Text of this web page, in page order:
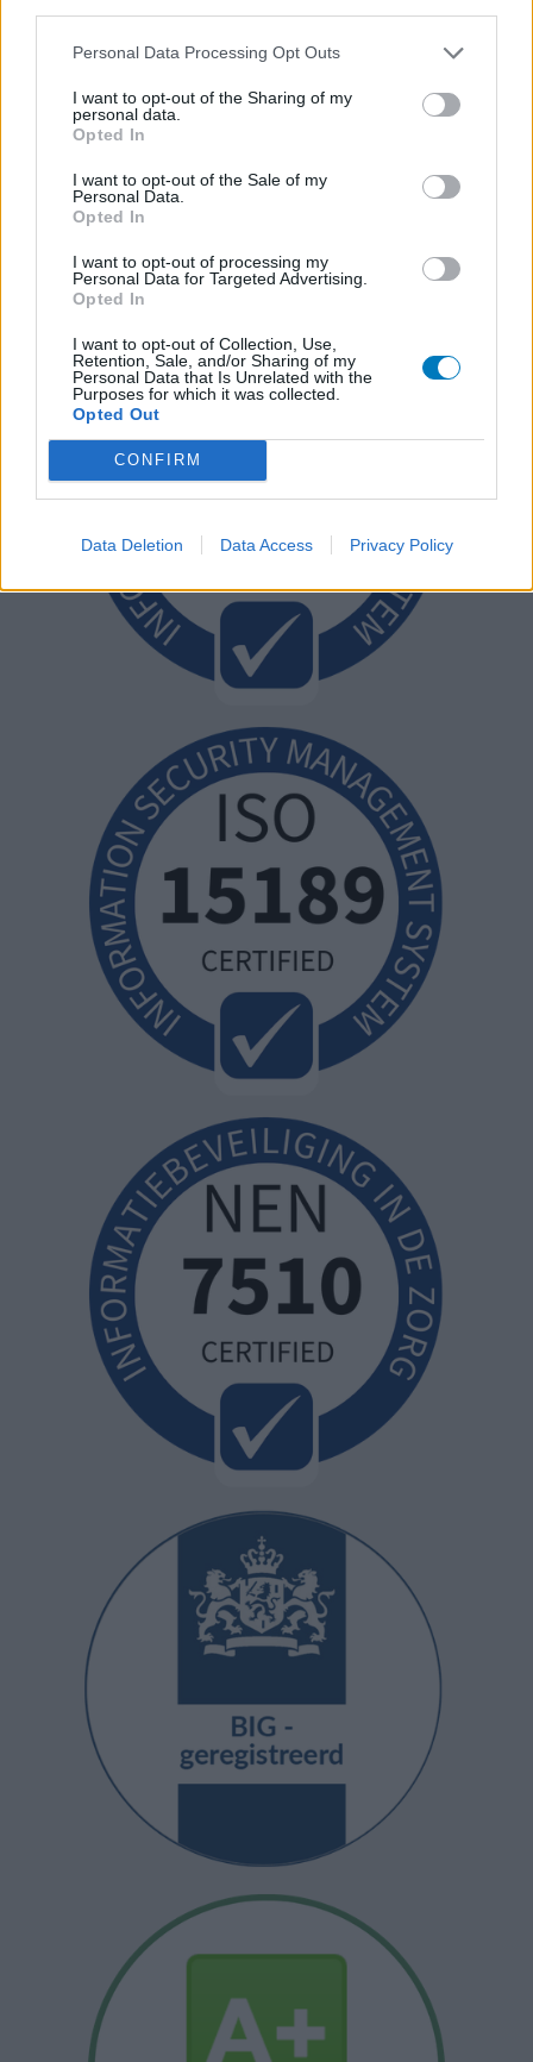
Personal Data Processing Opt Outs
I want to opt-out of the Sharing of my
personal data.
Opted In
I want to opt-out of the Sale of my
Personal Data.
Opted In
I want to opt-out of processing my
Personal Data for Targeted Advertising.
Opted In
I want to opt-out of Collection, Use,
Retention, Sale, and/or Sharing of my
Personal Data that Is Unrelated with the
Purposes for which it was collected.
Opted Out
CONFIRM
Data Deletion Data Access Privacy Policy